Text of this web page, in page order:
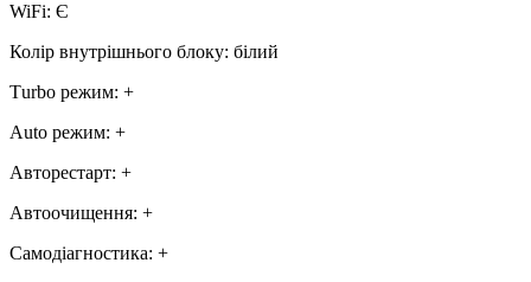
WiFi: Є
Колір внутрішнього блоку: білий
Тurbo режим: +
Аuto режим: +
Авторестарт: +
Автоочищення: +
Самодіагностика: +